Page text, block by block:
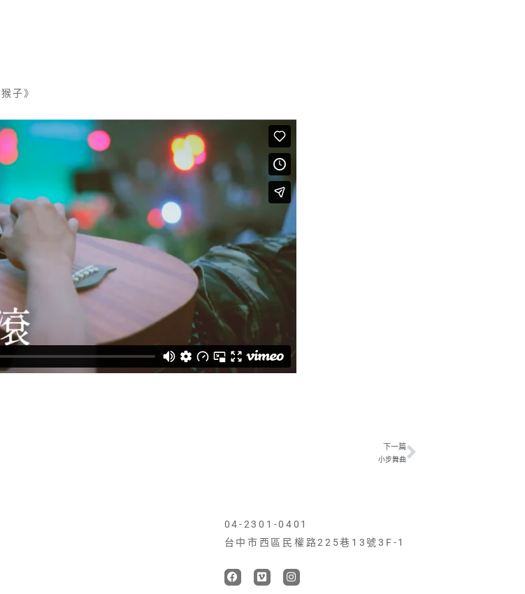
子》
下一篇
小步舞曲 下一篇
04-2301-0401
台中市西區民權路225巷13號3F-1
F
a
V
i
I
n